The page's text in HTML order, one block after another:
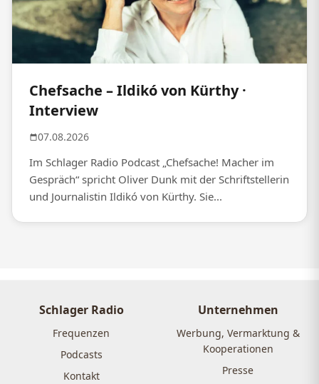
Chefsache – Ildikó von Kürthy ·
Interview
07.08.2026
Im Schlager Radio Podcast „Chefsache! Macher im
Gespräch“ spricht Oliver Dunk mit der Schriftstellerin
und Journalistin Ildikó von Kürthy. Sie...
Schlager Radio
Frequenzen
Podcasts
Kontakt
Unternehmen
Werbung, Vermarktung &
Kooperationen
Presse